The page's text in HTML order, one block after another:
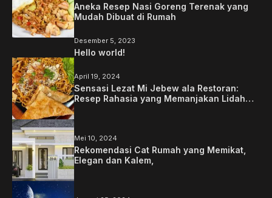
Aneka Resep Nasi Goreng Terenak yang
Mudah Dibuat di Rumah
Desember 5, 2023
Hello world!
April 19, 2024
Sensasi Lezat Mi Jebew ala Restoran:
Resep Rahasia yang Memanjakan Lidah
Mei 10, 2024
Rekomendasi Cat Rumah yang Memikat,
Elegan dan Kalem,